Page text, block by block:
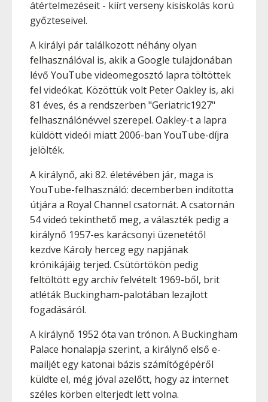
átértelmezéseit - kiírt verseny kisiskolás korú
győzteseivel.
A királyi pár találkozott néhány olyan
felhasználóval is, akik a Google tulajdonában
lévő YouTube videomegosztó lapra töltöttek
fel videókat. Közöttük volt Peter Oakley is, aki
81 éves, és a rendszerben "Geriatric1927"
felhasználónévvel szerepel. Oakley-t a lapra
küldött videói miatt 2006-ban YouTube-díjra
jelölték.
A királynő, aki 82. életévében jár, maga is
YouTube-felhasználó: decemberben indította
útjára a Royal Channel csatornát. A csatornán
54 videó tekinthető meg, a választék pedig a
királynő 1957-es karácsonyi üzenetétől
kezdve Károly herceg egy napjának
krónikájáig terjed. Csütörtökön pedig
feltöltött egy archív felvételt 1969-ből, brit
atléták Buckingham-palotában lezajlott
fogadásáról.
A királynő 1952 óta van trónon. A Buckingham
Palace honalapja szerint, a királynő első e-
mailjét egy katonai bázis számítógépéről
küldte el, még jóval azelőtt, hogy az internet
széles körben elterjedt lett volna.